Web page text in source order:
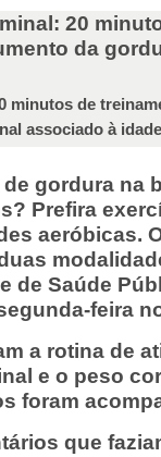
minutos de
associado à
gordura na
Prefira
aeróbicas.
de Saúde
feira
a rotina de
e o peso
foram
que